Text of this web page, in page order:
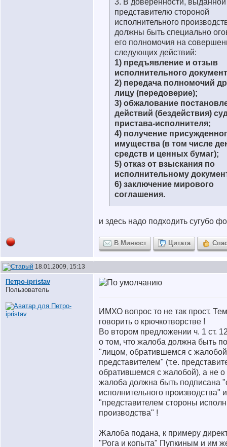
3. В доверенности, выданной
представителю стороной
исполнительного
должны быть специально
его полномочия на
следующих действий:
1) предъявление и отзыв
исполнительного
2) передача полномочий
лицу (передоверие);
3) обжалование
действий (бездействия)
пристава-исполнителя;
4) получение
имущества (в том числе
средств и ценных бумаг);
5) отказ от взыскания по
исполнительному
6) заключение мирового
соглашения.
и здесь надо подходить сугубо
В Минюст Цитата
18.01.2009, 15:13
Петро-ipristav
Пользователь
ИМХО вопрос то не так прост.
говорить о крючкотворстве !
Во втором предложении ч. 1 ст.
о том, что жалоба должна быть
"лицом, обратившемся с
представителем" (т.е.
обратившемся с жалобой), а не о
жалоба должна быть подписана
исполнительного производства"
"представителем стороны
производства" !
Жалоба подана, к примеру
"Рога и копыта" Пупкиным и им